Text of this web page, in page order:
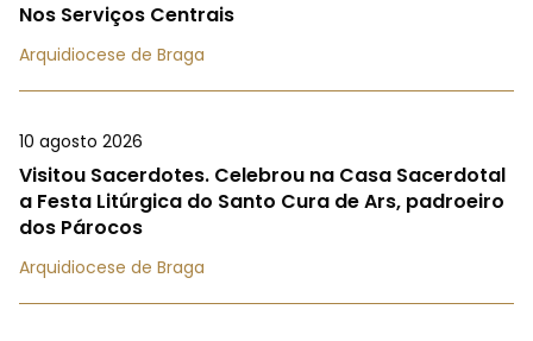
Nos Serviços Centrais
Arquidiocese de Braga
10 agosto 2026
Visitou Sacerdotes. Celebrou na Casa Sacerdotal
a Festa Litúrgica do Santo Cura de Ars, padroeiro
dos Párocos
Arquidiocese de Braga